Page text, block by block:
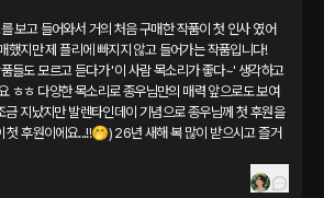
보고 들어와서 거의 처음 구매한 작품이 첫 인사 였어
했지만 제 플리에 빠지지 않고 들어가는 작품입니다!
들도 모르고 듣다가 '이 사람 목소리가 좋다~' 생각하고
ㅎㅎ 다양한 목소리로 종우님만의 매력 앞으로도 보여
금 지났지만 발렌타인데이 기념으로 종우님께 첫 후원을
첫 후원이에요...!!🤭) 26년 새해 복 많이 받으시고 즐거